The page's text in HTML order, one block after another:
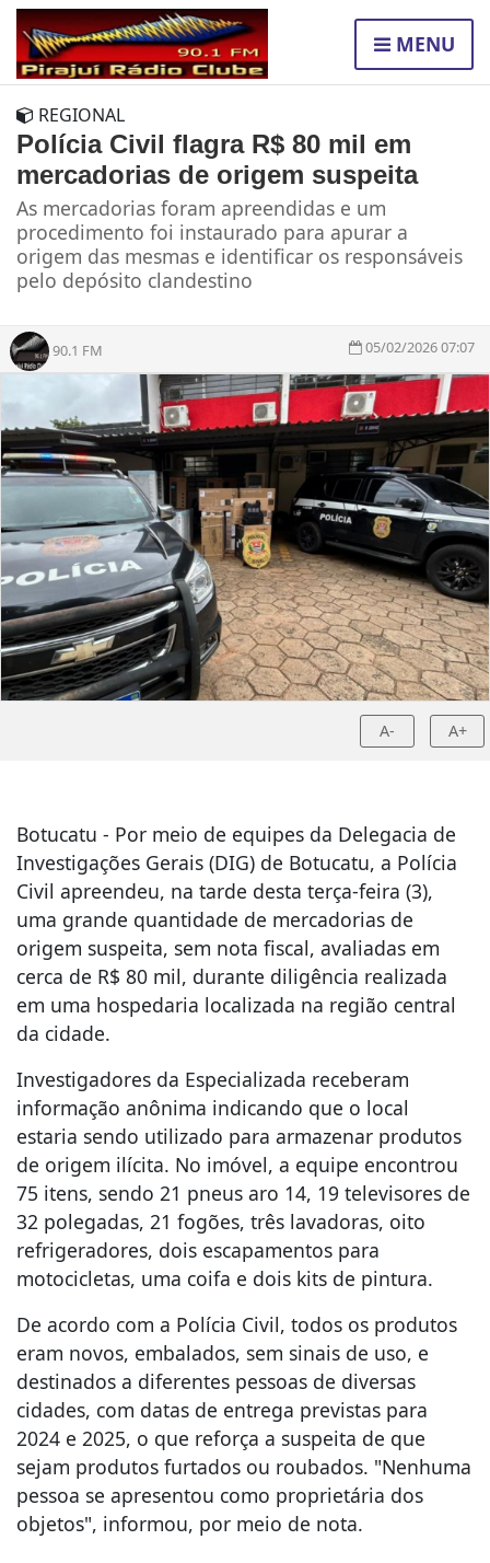
MENU
REGIONAL
Polícia Civil flagra R$ 80 mil em
mercadorias de origem suspeita
As mercadorias foram apreendidas e um
procedimento foi instaurado para apurar a
origem das mesmas e identificar os responsáveis
pelo depósito clandestino
90.1 FM 05/02/2026 07:07
A- A+
Botucatu - Por meio de equipes da Delegacia de
Investigações Gerais (DIG) de Botucatu, a Polícia
Civil apreendeu, na tarde desta terça-feira (3),
uma grande quantidade de mercadorias de
origem suspeita, sem nota fiscal, avaliadas em
cerca de R$ 80 mil, durante diligência realizada
em uma hospedaria localizada na região central
da cidade.
Investigadores da Especializada receberam
informação anônima indicando que o local
estaria sendo utilizado para armazenar produtos
de origem ilícita. No imóvel, a equipe encontrou
75 itens, sendo 21 pneus aro 14, 19 televisores de
32 polegadas, 21 fogões, três lavadoras, oito
refrigeradores, dois escapamentos para
motocicletas, uma coifa e dois kits de pintura.
De acordo com a Polícia Civil, todos os produtos
eram novos, embalados, sem sinais de uso, e
destinados a diferentes pessoas de diversas
cidades, com datas de entrega previstas para
2024 e 2025, o que reforça a suspeita de que
sejam produtos furtados ou roubados. "Nenhuma
pessoa se apresentou como proprietária dos
objetos", informou, por meio de nota.